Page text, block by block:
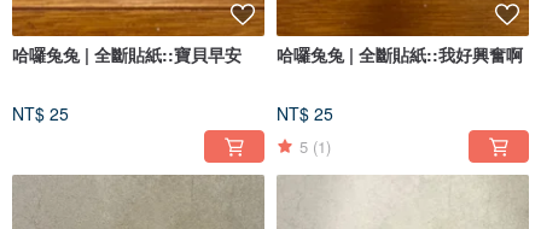
哈囉兔兔 | 全斷貼紙::寶貝早安
NT$ 25
哈囉兔兔 | 全斷貼紙::我好興奮啊
NT$ 25
5 (1)